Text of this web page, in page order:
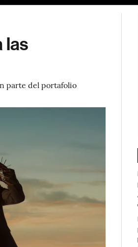
las
parte del portafolio